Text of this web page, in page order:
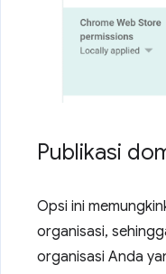
Publikasi
Opsi ini
organisasi,
organisasi Anda